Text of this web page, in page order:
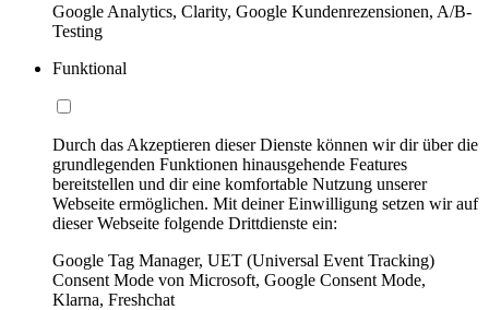
Google Analytics, Clarity, Google Kundenrezensionen, A/B-
Testing
Funktional
Durch das Akzeptieren dieser Dienste können wir dir über die
grundlegenden Funktionen hinausgehende Features
bereitstellen und dir eine komfortable Nutzung unserer
Webseite ermöglichen. Mit deiner Einwilligung setzen wir auf
dieser Webseite folgende Drittdienste ein:
Google Tag Manager, UET (Universal Event Tracking)
Consent Mode von Microsoft, Google Consent Mode,
Klarna, Freshchat